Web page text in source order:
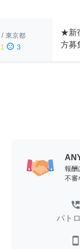
/ 東京都
1 sentiment_dissatisfied 3
★新
方募
報酬
不審
perm_phone_msg
パト
smartphone